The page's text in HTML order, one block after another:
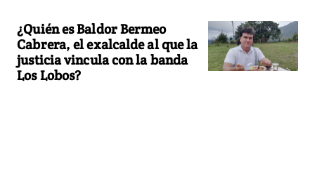
¿Quién es Baldor Bermeo
Cabrera, el exalcalde al que la
justicia vincula con la banda
Los Lobos?